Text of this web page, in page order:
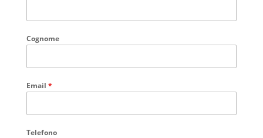
Cognome
Email *
Telefono